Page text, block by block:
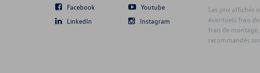
NEW GOLF
Facebook
Youtube
LinkedIn
Instagram
Les prix affichés
éventuels frais
frais de
recommandés